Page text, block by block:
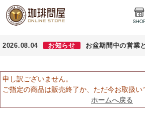
2026.08.04 お知らせ お盆期間中の営業
申し訳ございません。
ご指定の商品は販売終了か、ただ今お取扱い
ホームへ戻る